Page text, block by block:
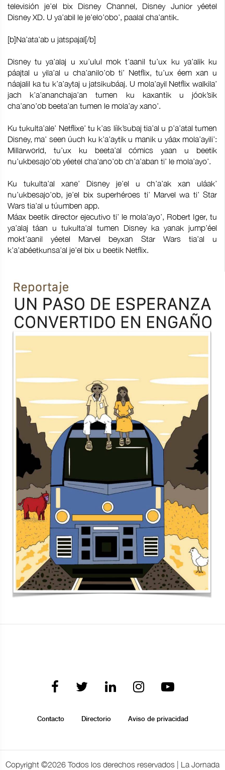
televisión je’el bix Disney Channel, Disney Junior yéetel
Disney XD. U ya’abil le je’elo’obo’, paalal cha’antik.
[b]Na’ata’ab u jatspajal[/b]
Disney tu ya’alaj u xu’ulul mok t’aanil tu’ux ku ya’alik ku
páajtal u yila’al u cha’anilo’ob ti’ Netflix, tu’ux éem xan u
náajalil ka tu k’a’aytaj u jatsikubáaj. U mola’ayil Netflix walkila’
jach k’a’ananchaja’an tumen ku kaxantik u jóok’sik
cha’ano’ob beeta’an tumen le mola’ay xano’.
Ku tukulta’ale’ Netflixe’ tu k’as líik’subaj tia’al u p’a’atal tumen
Disney, ma’ seen úuch ku k’a’aytik u manik u yáax mola’ayili’:
Millarworld, tu’ux ku beeta’al cómics yaan u beetik
nu’ukbesajo’ob yéetel cha’ano’ob ch’a’aban ti’ le mola’ayo’.
Ku tukulta’al xane’ Disney je’el u ch’a’ak xan uláak’
nu’ukbesajo’ob, je’el bix superhéroes ti’ Marvel wa ti’ Star
Wars tia’al u túumben app.
Máax beetik director ejecutivo ti’ le mola’ayo’, Robert Iger, tu
ya’alaj táan u tukulta’al tumen Disney ka yanak jump’éel
mokt’aanil yéetel Marvel beyxan Star Wars tia’al u
k’a’abéetkunsa’al je’el bix u beetik Netflix.
Contacto Directorio Aviso de privacidad
Copyright ©2026 Todos los derechos reservados | La Jornada